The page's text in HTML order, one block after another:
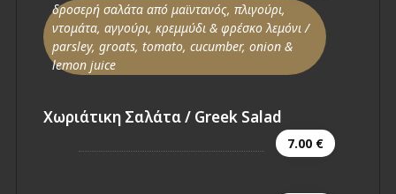
δροσερή σαλάτα από μαϊντανός, πλιγούρι,
ντομάτα, αγγούρι, κρεμμύδι & φρέσκο λεμόνι /
parsley, groats, tomato, cucumber, onion &
lemon juice
Χωριάτικη Σαλάτα / Greek Salad
7.00 €